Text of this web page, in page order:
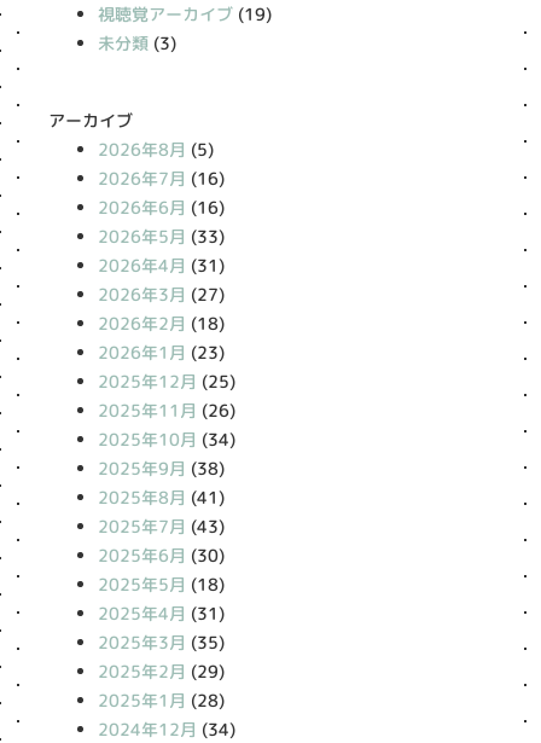
視聴覚アーカイブ (19)
未分類 (3)
アーカイブ
2026年8月 (5)
2026年7月 (16)
2026年6月 (16)
2026年5月 (33)
2026年4月 (31)
2026年3月 (27)
2026年2月 (18)
2026年1月 (23)
2025年12月 (25)
2025年11月 (26)
2025年10月 (34)
2025年9月 (38)
2025年8月 (41)
2025年7月 (43)
2025年6月 (30)
2025年5月 (18)
2025年4月 (31)
2025年3月 (35)
2025年2月 (29)
2025年1月 (28)
2024年12月 (34)